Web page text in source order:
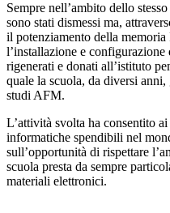
Sempre nell’ambito dello
sono stati dismessi ma,
il potenziamento della
l’installazione e
rigenerati e donati all’istituto
quale la scuola, da diversi
studi AFM.
L’attività svolta ha consentito
informatiche spendibili nel
sull’opportunità di rispettare
scuola presta da sempre
materiali elettronici.